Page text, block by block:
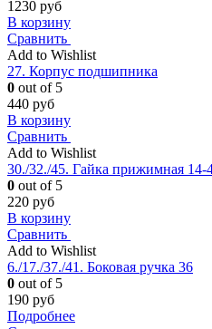
1230 руб
В корзину
Сравнить
Add to Wishlist
27. Корпус подшипника
0 out of 5
440 руб
В корзину
Сравнить
Add to Wishlist
30./32./45. Гайка прижимная 14-
0 out of 5
220 руб
В корзину
Сравнить
Add to Wishlist
6./17./37./41. Боковая ручка 36
0 out of 5
190 руб
Подробнее